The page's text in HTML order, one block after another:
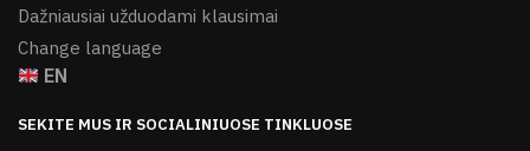
Dažniausiai užduodami klausimai
Change language
EN
SEKITE MUS IR SOCIALINIUOSE TINKLUOSE